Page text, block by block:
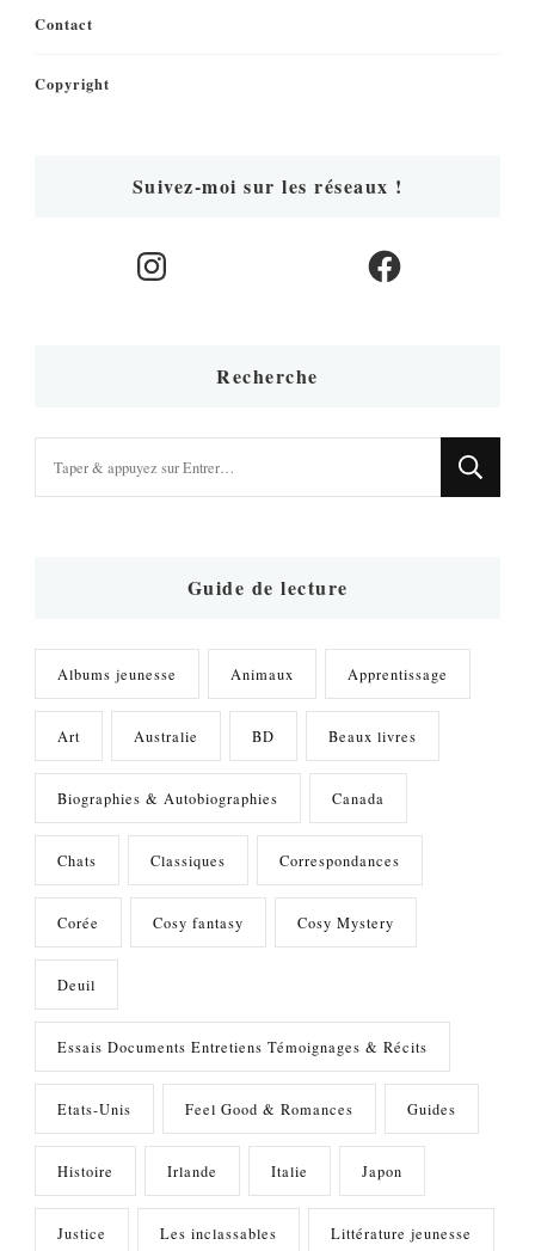
Contact
Copyright
Suivez-moi sur les réseaux !
Instagram Facebook
Recherche
Guide de lecture
Albums jeunesse Animaux Apprentissage
Art Australie BD Beaux livres
Biographies & Autobiographies Canada
Chats Classiques Correspondances
Corée Cosy fantasy Cosy Mystery
Deuil
Essais Documents Entretiens Témoignages & Récits
Etats-Unis Feel Good & Romances Guides
Histoire Irlande Italie Japon
Justice Les inclassables Littérature jeunesse